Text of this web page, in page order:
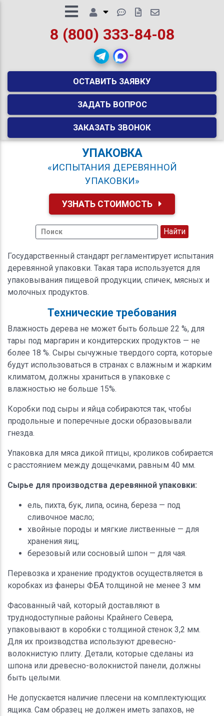
8 (800) 333-84-08
ОСТАВИТЬ ЗАЯВКУ
ЗАДАТЬ ВОПРОС
ЗАКАЗАТЬ ЗВОНОК
УПАКОВКА
«ИСПЫТАНИЯ ДЕРЕВЯННОЙ
УПАКОВКИ»
УЗНАТЬ СТОИМОСТЬ
Государственный стандарт регламентирует испытания
деревянной упаковки. Такая тара используется для
упаковывания пищевой продукции, спичек, мясных и
молочных продуктов.
Технические требования
Влажность дерева не может быть больше 22 %, для
тары под маргарин и кондитерских продуктов — не
более 18 %. Сыры сычужные твердого сорта, которые
будут использоваться в странах с влажным и жарким
климатом, должны храниться в упаковке с
влажностью не больше 15%.
Коробки под сыры и яйца собираются так, чтобы
продольные и поперечные доски образовывали
гнезда.
Упаковка для мяса дикой птицы, кроликов собирается
с расстоянием между дощечками, равным 40 мм.
Сырье для производства деревянной упаковки:
ель, пихта, бук, липа, осина, береза — под
сливочное масло;
хвойные породы и мягкие лиственные — для
хранения яиц;
березовый или сосновый шпон — для чая.
Перевозка и хранение продуктов осуществляется в
коробках из фанеры ФБА толщиной не менее 3 мм
Фасованный чай, который доставляют в
труднодоступные районы Крайнего Севера,
упаковывают в коробки с толщиной стенок 3,2 мм.
Для их производства используют древесно-
волокнистую плиту. Детали, которые сделаны из
шпона или древесно-волокнистой панели, должны
быть целыми.
Не допускается наличие плесени на комплектующих
ящика. Сам образец не должен иметь запахов, не